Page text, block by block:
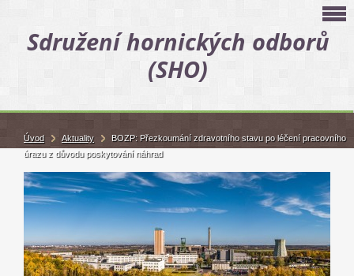
Sdružení hornických odborů
(SHO)
Úvod Aktuality
BOZP: Přezkoumání zdravotního stavu po léčení pracovního
úrazu z důvodu poskytování náhrad